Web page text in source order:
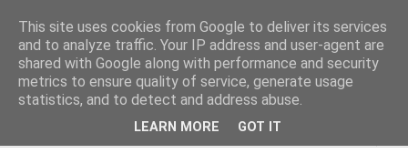
This site uses cookies from Google to deliver its services
and to analyze traffic. Your IP address and user-agent are
shared with Google along with performance and security
metrics to ensure quality of service, generate usage
statistics, and to detect and address abuse.
LEARN MORE GOT IT